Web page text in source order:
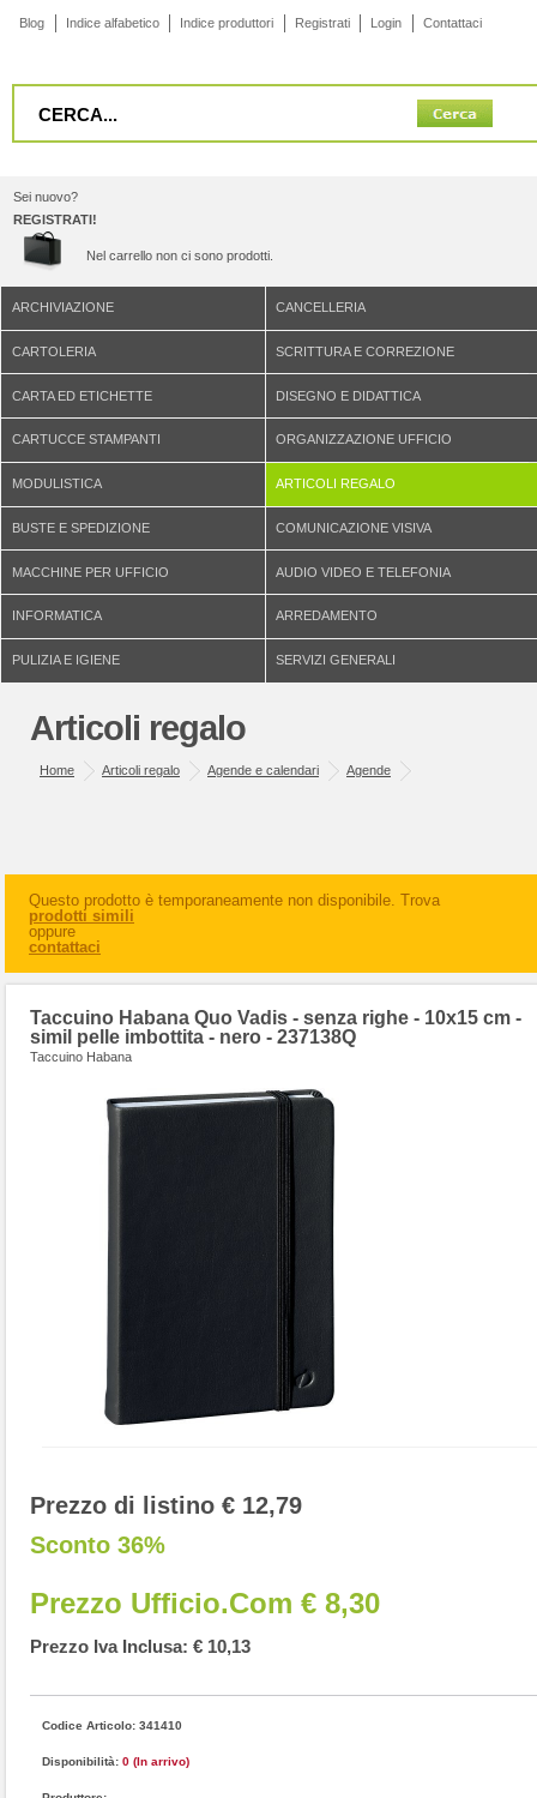
Blog Indice alfabetico Indice produttori Registrati Login Contattaci
Sei nuovo?
REGISTRATI!
Nel carrello non ci sono prodotti.
ARCHIVIAZIONE CANCELLERIA
CARTOLERIA SCRITTURA E CORREZIONE
CARTA ED ETICHETTE DISEGNO E DIDATTICA
CARTUCCE STAMPANTI ORGANIZZAZIONE UFFICIO
MODULISTICA ARTICOLI REGALO
BUSTE E SPEDIZIONE COMUNICAZIONE VISIVA
MACCHINE PER UFFICIO AUDIO VIDEO E TELEFONIA
INFORMATICA ARREDAMENTO
PULIZIA E IGIENE SERVIZI GENERALI
Articoli regalo
Home Articoli regalo Agende e calendari Agende
Questo prodotto è temporaneamente non disponibile. Trova
prodotti simili
oppure
contattaci
Taccuino Habana Quo Vadis - senza righe - 10x15 cm -
simil pelle imbottita - nero - 237138Q
Taccuino Habana
Prezzo di listino € 12,79
Sconto 36%
Prezzo Ufficio.com € 8,30
Prezzo Iva Inclusa: € 10,13
Codice Articolo: 341410
Disponibilità: 0 (In arrivo)